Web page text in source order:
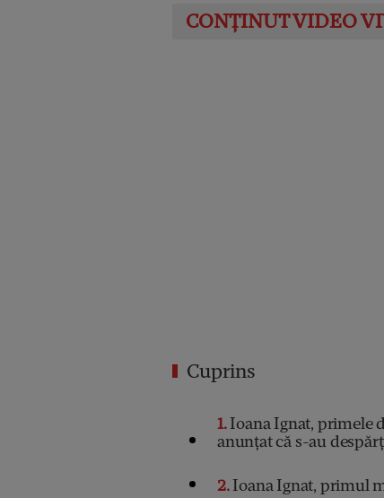
Cuprins
1Ioana Ignat, primele
anunțat că s-au
2Ioana Ignat, primul